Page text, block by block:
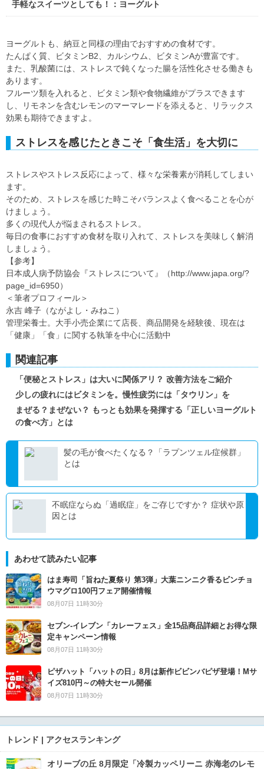
手軽なスイーツとしても！：ヨーグルト
ヨーグルトも、納豆と同様の理由でおすすめの食材です。
たんぱく質、ビタミンB2、カルシウム、ビタミンAが豊富です。
また、乳酸菌には、ストレスで鈍くなった腸を活性化させる働きも
あります。
フルーツ類を入れると、ビタミン類や食物繊維がプラスできます
し、リモネンを含むレモンのマーマレードを添えると、リラックス
効果も期待できますよ。
ストレスを感じたときこそ「食生活」を大切に
ストレスやストレス反応によって、様々な栄養素が消耗してしまい
ます。
そのため、ストレスを感じた時こそバランスよく食べることを心が
けましょう。
多くの現代人が悩まされるストレス。
毎日の食事におすすめ食材を取り入れて、ストレスを美味しく解消
しましょう。
【参考】
日本成人病予防協会『ストレスについて』（http://www.japa.org/?
page_id=6950）
＜筆者プロフィール＞
永吉 峰子（ながよし・みねこ）
管理栄養士。大手小売企業にて店長、商品開発を経験後、現在は
「健康」「食」に関する執筆を中心に活動中
関連記事
「便秘とストレス」は大いに関係アリ？ 改善方法をご紹介
少しの疲れにはビタミンを。慢性疲労には「タウリン」を
まぜる？まぜない？ もっとも効果を発揮する「正しいヨーグルト
の食べ方」とは
髪の毛が食べたくなる？「ラプンツェル症候群」
とは
不眠症ならぬ「過眠症」をご存じですか？ 症状や原
因とは
あわせて読みたい記事
はま寿司「旨ねた夏祭り 第3弾」大葉ニンニク香るビンチョ
ウマグロ100円フェア開催情報
08月07日 11時30分
セブン‐イレブン「カレーフェス」全15品商品詳細とお得な限
定キャンペーン情報
08月07日 11時30分
ピザハット「ハットの日」8月は新作ビビンバピザ登場！Mサ
イズ810円～の特大セール開催
08月07日 11時30分
トレンド | アクセスランキング
オリーブの丘 8月限定「冷製カッペリーニ 赤海老のレモ